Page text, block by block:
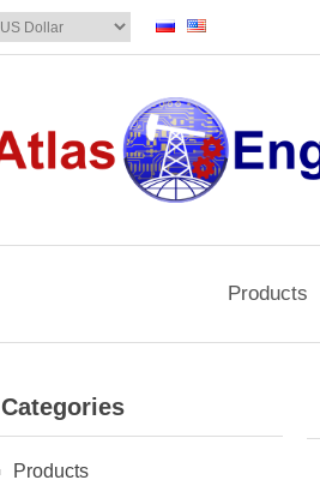
Products
Categories
Products